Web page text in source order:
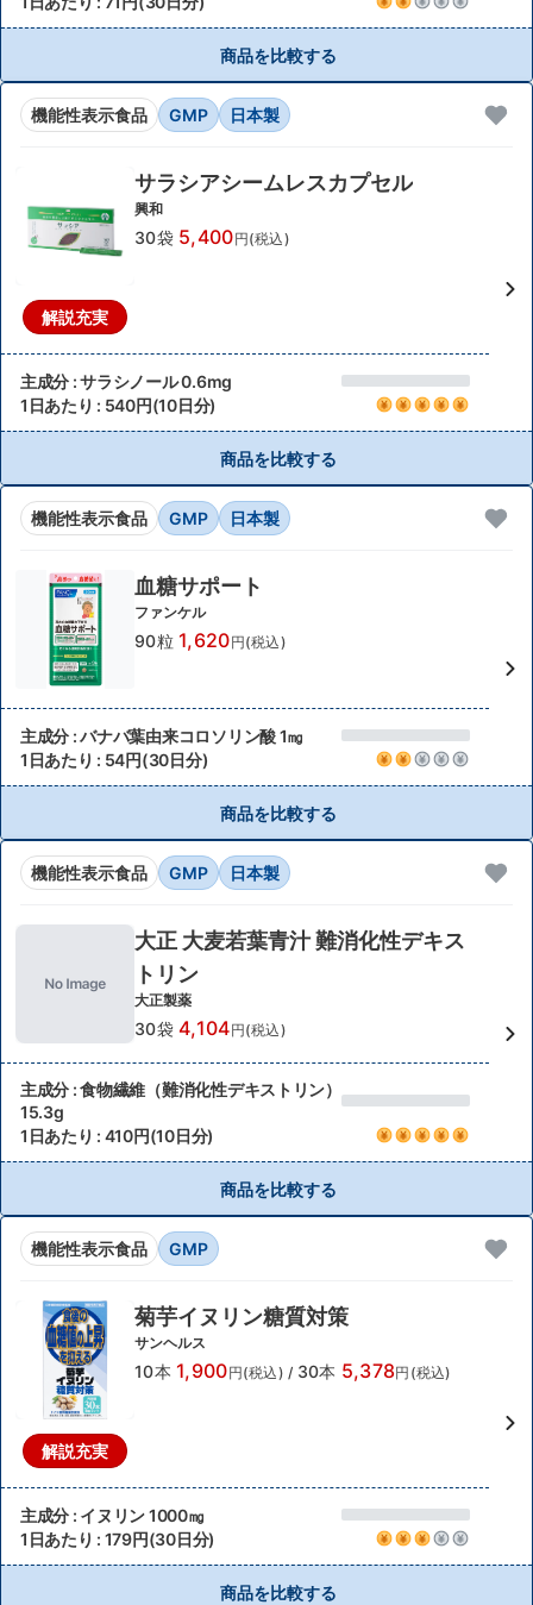
商品を比較する
機能性表示食品 GMP 日本製
解説充実
サラシアシームレスカプセル
興和
30袋 5,400円(税込)
主成分 : サラシノール 0.6mg
1日あたり : 540円(10日分)
商品を比較する
機能性表示食品 GMP 日本製
血糖サポート
ファンケル
90粒 1,620円(税込)
主成分 : バナバ葉由来コロソリン酸 1㎎
1日あたり : 54円(30日分)
商品を比較する
機能性表示食品 GMP 日本製
大正 大麦若葉青汁 難消化性デキス
トリン
大正製薬
30袋 4,104円(税込)
主成分 : 食物繊維（難消化性デキストリン）
15.3g
1日あたり : 410円(10日分)
商品を比較する
機能性表示食品 GMP
解説充実
菊芋イヌリン糖質対策
サンヘルス
10本 1,900円(税込) / 30本 5,378円(税込)
主成分 : イヌリン 1000㎎
1日あたり : 179円(30日分)
商品を比較する